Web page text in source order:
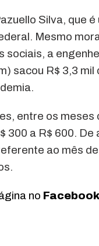
Silva, que
Mesmo
sociais, a
sacou R$ 3,3
entre os meses
300 a R$ 600.
ao mês
no Facebook